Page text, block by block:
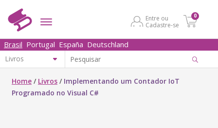
Entre ou
Cadastre-se
0
Brasil Portugal España Deutschland
Home / Livros / Implementando um Contador IoT
Programado no Visual C#